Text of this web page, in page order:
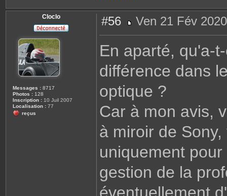
Cloclo
Messages : 8717
Photos : 128
Inscription : 10 Juil 2007
Localisation : 77
reçus
#56
e
Ven 21 Fév
En aparté, qu'a-
différence dans
optique ?
Car à mon avis,
à miroir de
uniquement
gestion de la